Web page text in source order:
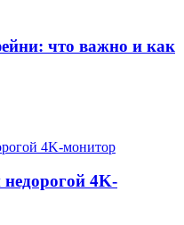
что важно и как
4K-